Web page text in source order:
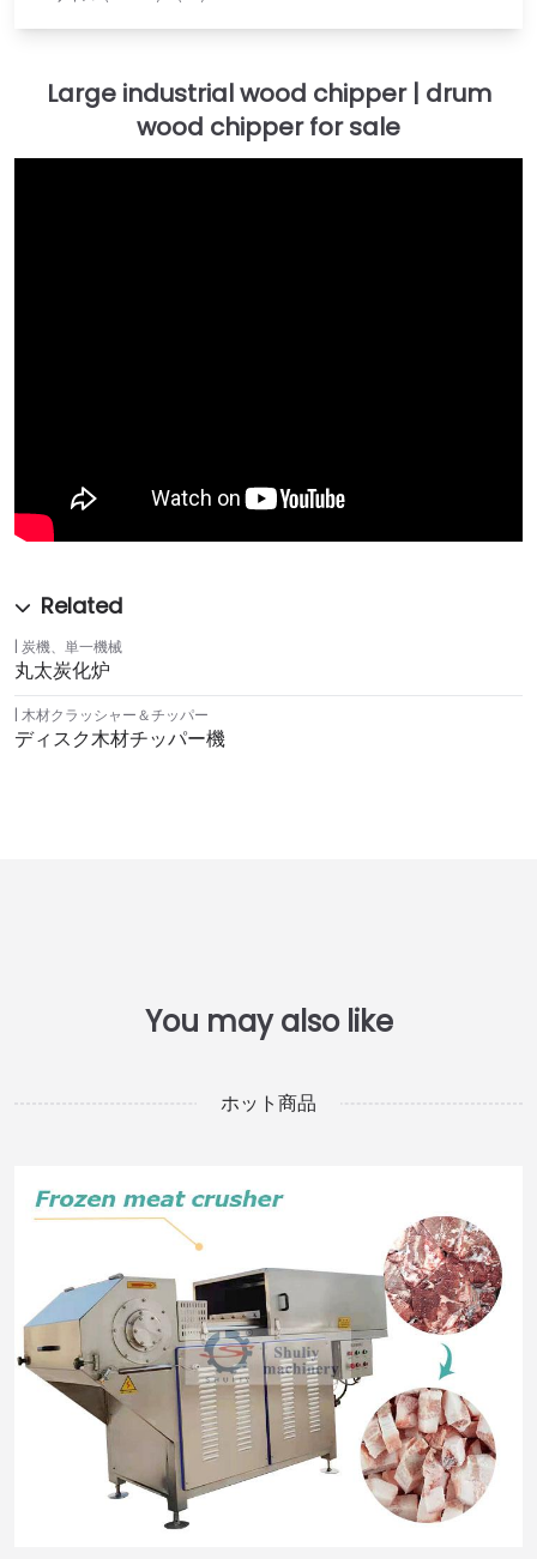
炭機、 単一機械
丸太炭化炉
木材クラッシャー＆チッパー
ディスク木材チッパー機
ホット商品